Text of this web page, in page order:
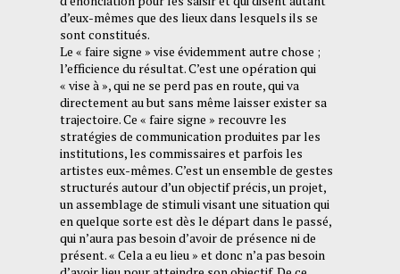
d’eux-mêmes que des lieux dans lesquels ils se
sont constitués.
Le « faire signe » vise évidemment autre chose ;
l’efficience du résultat. C’est une opération qui
« vise à », qui ne se perd pas en route, qui va
directement au but sans même laisser exister sa
trajectoire. Ce « faire signe » recouvre les
stratégies de communication produites par les
institutions, les commissaires et parfois les
artistes eux-mêmes. C’est un ensemble de gestes
structurés autour d’un objectif précis, un projet,
un assemblage de stimuli visant une situation qui
en quelque sorte est dès le départ dans le passé,
qui n’aura pas besoin d’avoir de présence ni de
présent. « Cela a eu lieu » et donc n’a pas besoin